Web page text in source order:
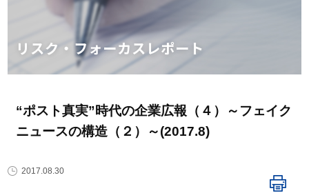
リスク・フォーカスレポート
“ポスト真実”時代の企業広報（４）～フェイク
ニュースの構造（２）～(2017.8)
2017.08.30